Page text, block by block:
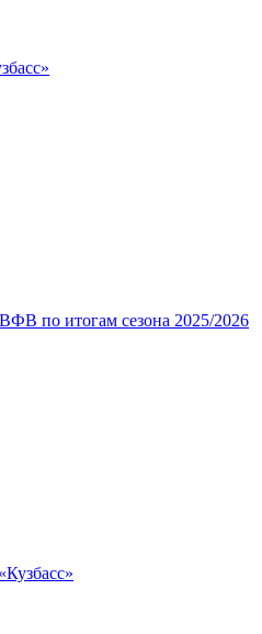
по итогам сезона 2025/2026